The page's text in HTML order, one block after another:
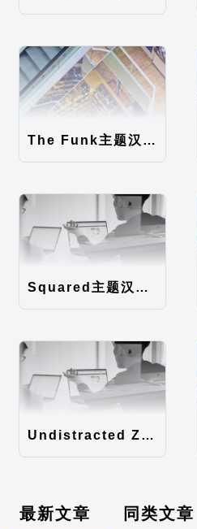
The Funk主题汉化包
Squared主题汉化包
Undistracted Zen主题汉化包
最新文章 同类文章